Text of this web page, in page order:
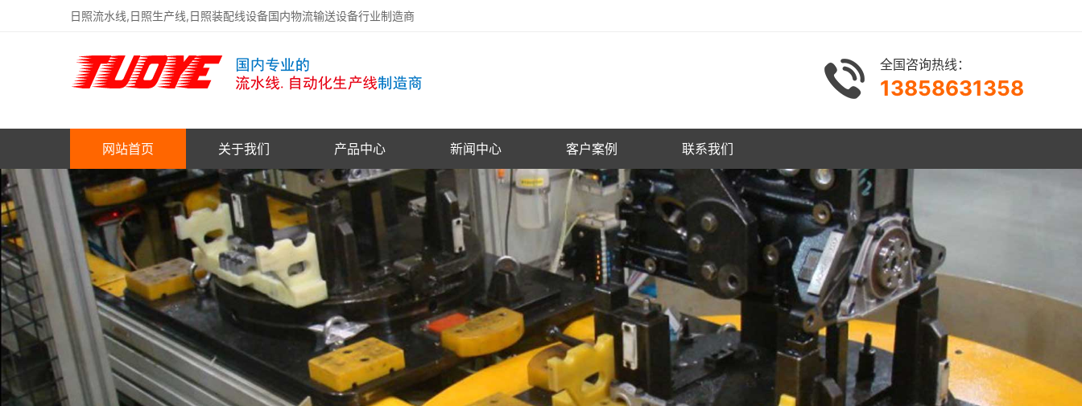
日照流水线,日照生产线,日照装配线设备国内物流输送设备行业制造商
全国咨询热线：
13858631358
网站首页 关于我们 产品中心 新闻中心 客户案例 联系我们